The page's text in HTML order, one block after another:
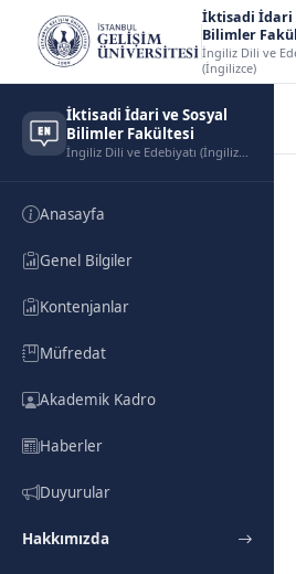
İktisadi İdari
Bilimler
İngiliz Dili ve
(İngilizce)
İktisadi İdari ve Sosyal
Bilimler Fakültesi
İngiliz Dili ve Edebiyatı (İngilizce)
Anasayfa
Genel Bilgiler
Kontenjanlar
Müfredat
Akademik Kadro
Haberler
Duyurular
Hakkımızda